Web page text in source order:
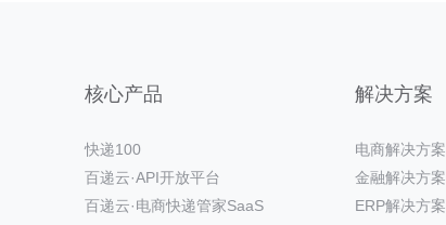
核心产品
快递100
百递云·API开放平台
百递云·电商快递管家SaaS
解决方案
电商解决方案
金融解决方案
ERP解决方案